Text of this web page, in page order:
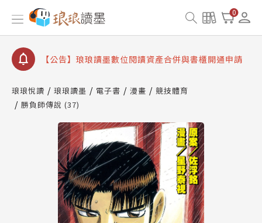
0
【公告】因 Readmoo 讀墨系統維護中，本站同步暫
停部分閱讀服務
【公告】琅琅讀墨數位閱讀資產合併與書櫃開通申請
【公告】琅琅讀墨書櫃開通常見問題
請圖文教學
【公告】琅琅書店服務升級重要說明及資產合併結果
【公告】因 Readmoo 讀墨系統維護中，本站同步暫
停部分閱讀服務
琅琅悅讀 琅琅讀墨 電子書 漫畫
競技體育
勝負師傳說 (37)